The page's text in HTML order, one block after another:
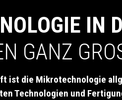
IN
GANZ
ist die Mikrotechnologie
Technologien und